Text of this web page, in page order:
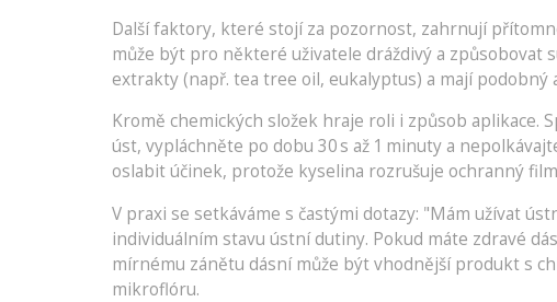
Další faktory, které stojí za pozornost, zahrnují
může být pro některé uživatele dráždivý a
extrakty (např. tea tree oil, eukalyptus) a mají
Kromě chemických složek hraje roli i způsob aplikace.
úst, vypláchněte po dobu 30 s až 1 minuty a
oslabit účinek, protože kyselina rozrušuje ochranný
V praxi se setkáváme s častými dotazy: "Mám užívat
individuálním stavu ústní dutiny. Pokud máte zdravé
mírnému zánětu dásní může být vhodnější produkt s
mikroflóru.